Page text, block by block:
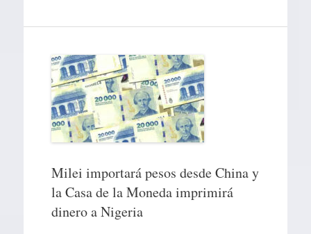
Milei importará pesos desde China y
la Casa de la Moneda imprimirá
dinero a Nigeria